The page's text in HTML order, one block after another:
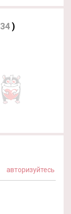
34)
авторизуйтесь